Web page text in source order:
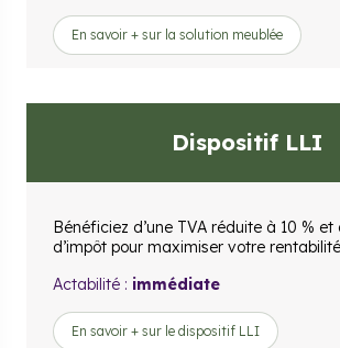
En savoir + sur la solution meublée
Dispositif LLI
Bénéficiez d’une TVA réduite à 10 % et
d’impôt pour maximiser votre
Actabilité : immédiate
En savoir + sur le dispositif LLI